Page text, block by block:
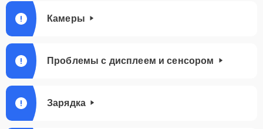
Камеры
Проблемы с дисплеем и сенсором
Зарядка